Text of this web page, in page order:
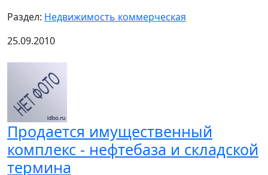
Раздел: Недвижимость коммерческая
25.09.2010
Продается имущественный
комплекс - нефтебаза и складской
термина